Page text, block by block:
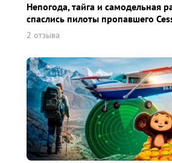
Непогода, тайга и самодельная
спаслись пилоты пропавшего
2 отзыва